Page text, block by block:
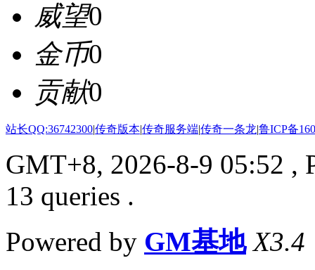
威望0
金币0
贡献0
站长QQ:36742300|传奇版本|传奇服务端|传奇一条龙|鲁ICP备
GMT+8, 2026-8-9 05:52 ,
13 queries .
Powered by GM基地 X3.4